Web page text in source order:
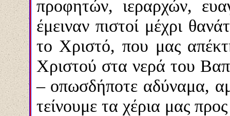
προφητών, ιεραρχών,
έμειναν πιστοί μέχρι
το Χριστό, που μας
Χριστού στα νερά του
– οπωσδήποτε αδύναμα,
τείνουμε τα χέρια μας